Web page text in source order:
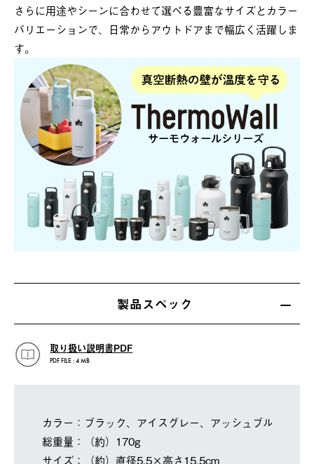
さらに用途やシーンに合わせて選べる豊富なサイズとカラー
バリエーションで、日常からアウトドアまで幅広く活躍しま
す。
製品スペック
取り扱い説明書PDF
PDF FILE : 4 MB
カラー：ブラック、アイスグレー、アッシュブルー
総重量：（約）170g
サイズ：（約）直径5.5×高さ15.5cm